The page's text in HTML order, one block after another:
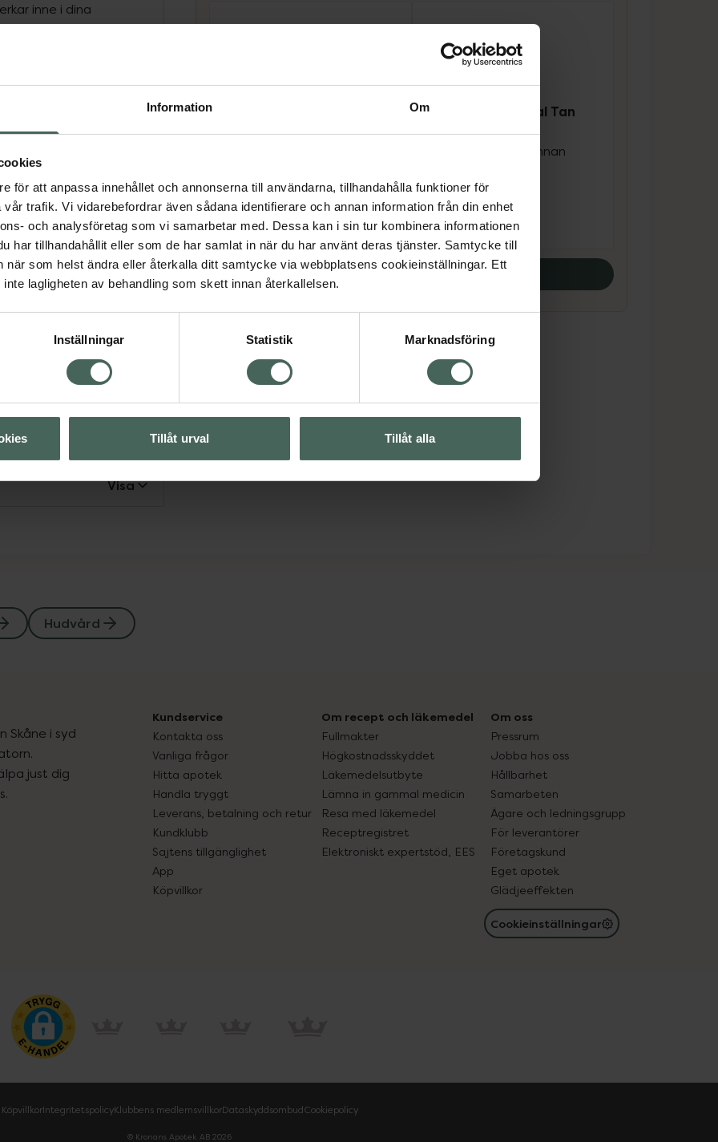
Information Om
för att anpassa innehållet och annonserna till användarna, tillhandahålla funktioner för
trafik. Vi vidarebefordrar även sådana identifierare och annan information från din enhet
och analysföretag som vi samarbetar med. Dessa kan i sin tur kombinera informationen
har tillhandahållit eller som de har samlat in när du har använt deras tjänster. Samtycke till
när som helst ändra eller återkalla ditt samtycke via webbplatsens cookieinställningar. Ett
lagligheten av behandling som skett innan återkallelsen.
Inställningar Statistik Marknadsföring
Tillåt urval Tillåt alla
Pris online
64 kr
NIVEA Q10 Gradual Tan
Body Lotion
Bygger upp solbrännan
Pris online
99 kr
Köp båda för:
163 kr Köp båda
inne i dina
solkysst utseende
Revived Brun
solbränna och
av en härlig och sund
vår lyxiga formula
testad
Dove Summer
kombinerad lyxig
som ger en
inspiration från
Visa
Visa
Hudvård
Skåne i syd
just dig
Kundservice
Kontakta oss
Vanliga frågor
Hitta apotek
Handla tryggt
Leverans, betalning och retur
Kundklubb
Sajtens tillgänglighet
App
Köpvillkor
Om recept och läkemedel
Fullmakter
Högkostnadsskyddet
Läkemedelsutbyte
Lämna in gammal medicin
Resa med läkemedel
Receptregistret
Elektroniskt expertstöd, EES
Om oss
Pressrum
Jobba hos oss
Hållbarhet
Samarbeten
Ägare och ledningsgrupp
För leverantörer
Företagskund
Eget apotek
Glädjeeffekten
Cookieinställningar
KöpvillkorIntegritetspolicyKlubbens medlemsvillkorDataskyddsombudCookiepolicy
© Kronans Apotek AB 2026